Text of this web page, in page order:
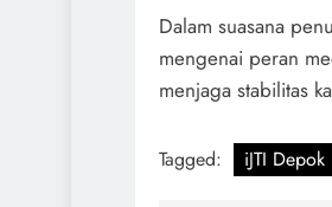
Dalam suasana
mengenai peran
menjaga stabilitas
Tagged: iJTI Depok